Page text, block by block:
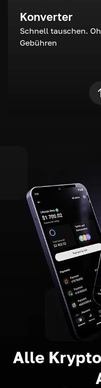
Konverter
Schnell tauschen.
Gebühren
Alle